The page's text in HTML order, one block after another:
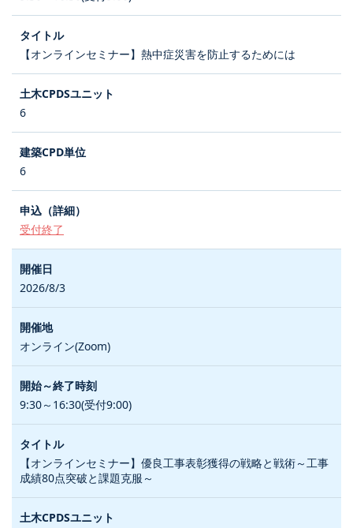
【オンラインセミナー】熱中症災害を防止するためには
6
6
受付終了
2026/8/3
オンライン(Zoom)
9:30～16:30(受付9:00)
【オンラインセミナー】優良工事表彰獲得の戦略と戦術～工事
成績80点突破と課題克服～